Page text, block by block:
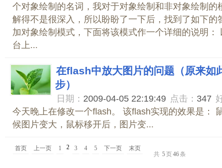
个对象绘制的名词，我对于对象绘制和非对象绘制的
解得不是很深入，所以盼盼了一下后，找到了如下的
加对象绘制模式，下面将该模式作一个详细的说明：
台上...
在flash中放大图片的问题（原来如
步）
日期： 2009-04-05 22:19:49 点击： 347
今天晚上在修改一个flash。 该flash实现的效果是：
候图片变大，鼠标移开后，图片变...
首页 上一页 1 2 3 4 5 下一页
末页
共 5页46条